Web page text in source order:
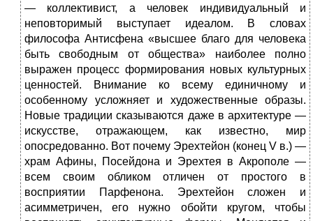
— коллективист, а человек индивидуальный и
неповторимый выступает идеалом. В словах
философа Антисфена «высшее благо для человека
быть свободным от общества» наиболее полно
выражен процесс формирования новых культурных
ценностей. Внимание ко всему единичному и
особенному усложняет и художественные образы.
Новые традиции сказываются даже в архитектуре —
искусстве, отражающем, как известно, мир
опосредованно. Вот почему Эрехтейон (конец V в.) —
храм Афины, Посейдона и Эрехтея в Акрополе —
всем своим обликом отличен от простого в
восприятии Парфенона. Эрехтейон сложен и
асимметричен, его нужно обойти кругом, чтобы